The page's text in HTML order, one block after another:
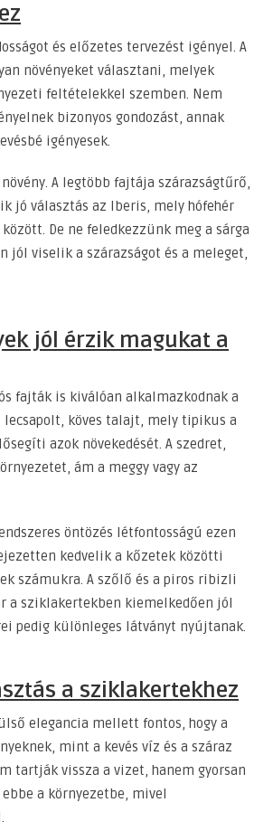
és előzetes tervezést igényel. A
növényeket választani, melyek
feltételekkel szemben. Nem
bizonyos gondozást, annak
igényesek.
A legtöbb fajtája szárazságtűrő,
jó választás az Iberis, mely hófehér
De ne feledkezzünk meg a sárga
jól viselik a szárazságot és a meleget,
jól érzik magukat a
fajták is kiválóan alkalmazkodnak a
lecsapolt, köves talajt, mely tipikus a
azok növekedését. A szedret,
ám a meggy vagy az
öntözés létfontosságú ezen
kedvelik a kőzetek közötti
számukra. A szőlő és a piros ribizli
a sziklakertekben kiemelkedően jól
pedig különleges látványt nyújtanak.
a sziklakertekhez
elegancia mellett fontos, hogy a
mint a kevés víz és a száraz
tartják vissza a vizet, hanem gyorsan
a környezetbe, mivel